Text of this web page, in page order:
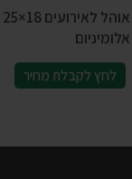
אלומיניום
לחץ לקבלת מחיר